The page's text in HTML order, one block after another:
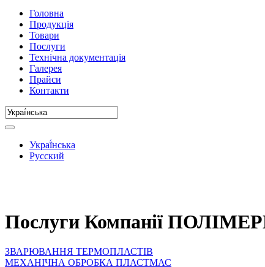
Головна
Продукція
Товари
Послуги
Технічна документація
Галерея
Прайси
Контакти
Украї́нська
Русский
Послуги Компанії
ЗВАРЮВАННЯ ТЕРМОПЛАСТІВ
МЕХАНІЧНА ОБРОБКА ПЛАСТМАС